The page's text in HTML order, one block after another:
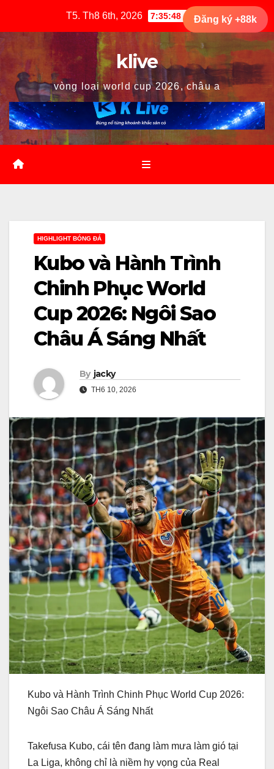
content
T5. Th8 6th, 2026 7:35:49 AM
klive
vòng loại world cup 2026, châu a
HIGHLIGHT BÓNG ĐÁ
Kubo và Hành Trình
Chinh Phục World
Cup 2026: Ngôi Sao
Châu Á Sáng Nhất
By jacky
TH6 10, 2026
Kubo và Hành Trình Chinh Phục World Cup 2026:
Ngôi Sao Châu Á Sáng Nhất
Takefusa Kubo, cái tên đang làm mưa làm gió tại
La Liga, không chỉ là niềm hy vọng của Real
Đăng ký +88k